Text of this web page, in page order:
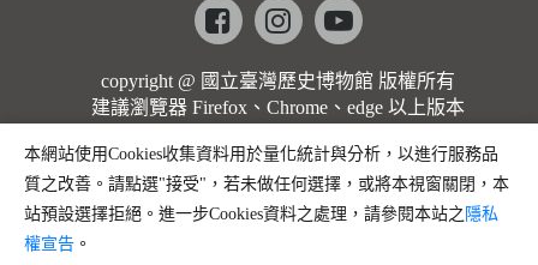
Facebookinstagramyoutube
copyright @ 國立臺灣歷史博物館 版權所有
建議瀏覽器 Firefox、Chrome、edge 以上版本
本網站使用Cookies收集資料用於量化統計與分析，以進行服務品
質之改善。請點選"接受"，若未做任何選擇，或將本視窗關閉，本
站預設選擇拒絕。進一步Cookies資料之處理，請參閱本站之 隱私
權宣告 。